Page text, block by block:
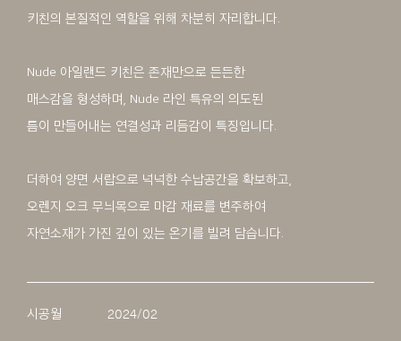
키친의 본질적인 역할을 위해 차분히 자리합니다.
Nude 아일랜드 키친은 존재만으로 든든한
매스감을 형성하며, Nude 라인 특유의 의도된
틈이 만들어내는 연결성과 리듬감이 특징입니다.
더하여 양면 서랍으로 넉넉한 수납공간을 확보하고,
오렌지 오크 무늬목으로 마감 재료를 변주하여
자연소재가 가진 깊이 있는 온기를 빌려 담습니다.
시공월 2024/02